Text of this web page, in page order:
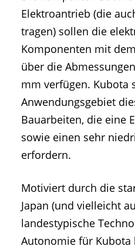
Elektroantrieb (die
tragen) sollen die
Komponenten mit
über die
mm verfügen. Kubota
Anwendungsgebiet
Bauarbeiten, die eine
sowie einen sehr
erfordern.
Motiviert durch die
Japan (und vielleicht
landestypische
Autonomie für